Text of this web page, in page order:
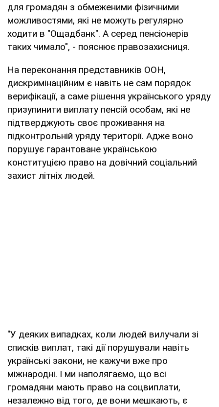
для громадян з обмеженими фізичними
можливостями, які не можуть регулярно
ходити в "Ощадбанк". А серед пенсіонерів
таких чимало", - пояснює правозахисниця.
На переконання представників ООН,
дискримінаційним є навіть не сам порядок
верифікації, а саме рішення українського уряду
призупинити виплату пенсій особам, які не
підтверджують своє проживання на
підконтрольній уряду території. Адже воно
порушує гарантоване українською
конституцією право на довічний соціальний
захист літніх людей.
"У деяких випадках, коли людей вилучали зі
списків виплат, такі дії порушували навіть
українські закони, не кажучи вже про
міжнародні. І ми наполягаємо, що всі
громадяни мають право на соцвиплати,
незалежно від того, де вони мешкають, є